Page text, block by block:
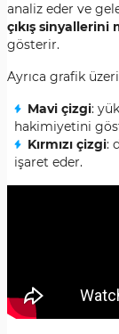
analiz eder ve
çıkış sinyallerini
gösterir.
Ayrıca grafik
Mavi çizgi:
hakimiyetini
Kırmızı çizgi:
işaret eder.